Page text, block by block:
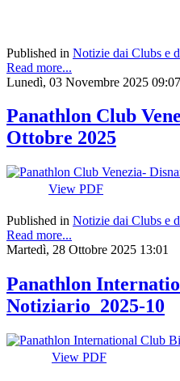
Published in Notizie dai Clubs e
Read more...
Lunedì, 03 Novembre 2025 09:07
Panathlon Club
Ottobre 2025
View PDF
Published in Notizie dai Clubs e
Read more...
Martedì, 28 Ottobre 2025 13:01
Panathlon
Notiziario_2025-10
View PDF